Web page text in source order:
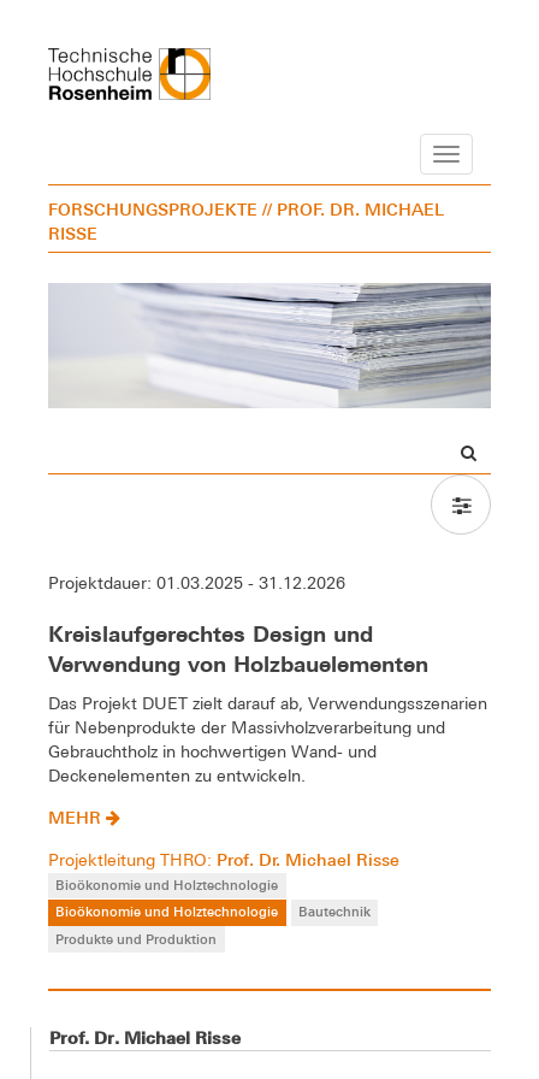
Navigation
FORSCHUNGSPROJEKTE // PROF. DR. MICHAEL
RISSE
Projektdauer: 01.03.2025 - 31.12.2026
Kreislaufgerechtes Design und
Verwendung von Holzbauelementen
Das Projekt DUET zielt darauf ab, Verwendungsszenarien
für Nebenprodukte der Massivholzverarbeitung und
Gebrauchtholz in hochwertigen Wand- und
Deckenelementen zu entwickeln.
MEHR
Projektleitung THRO: Prof. Dr. Michael Risse
Bioökonomie und Holztechnologie
Bioökonomie und Holztechnologie
Bautechnik
Produkte und Produktion
Prof. Dr. Michael Risse